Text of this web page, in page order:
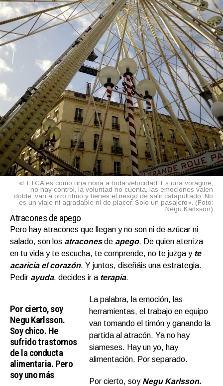
«El TCA es como una noria a toda velocidad. Es una vorágine,
no hay control, la voluntad no cuenta, las emociones valen
doble, van a otro ritmo y tienes el riesgo de salir catapultado. No
es un viaje ni agradable ni de placer. Solo un pasajero». (Foto:
Negu Karlsson)
Atracones de apego
Pero hay atracones que llegan y no son ni de azúcar ni
salado, son los atraconesde apego. De quien aterriza
en tu vida y te escucha, te comprende, no te juzga y te
acaricia el corazón. Y juntos, diseñáis una estrategia.
Pedir ayuda, decides ir a terapia.
Por cierto, soy
Negu Karlsson.
Soy chico. He
sufrido trastornos
de la conducta
alimentaria. Pero
soy uno más
La palabra, la emoción, las
herramientas, el trabajo en equipo
van tomando el timón y ganando la
partida al atracón. Ya no hay
siameses. Hay un yo, hay
alimentación. Por separado.
Por cierto, soy Negu Karlsson.